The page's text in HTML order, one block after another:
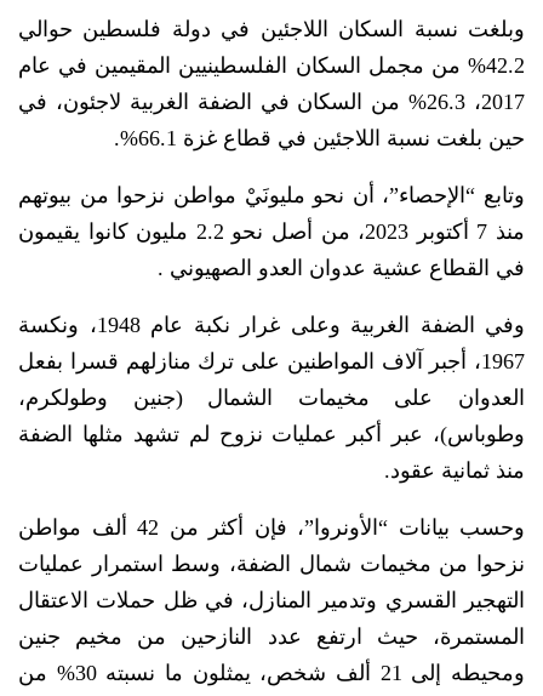
وبلغت نسبة السكان اللاجئين في دولة فلسطين حوالي
42.2% من مجمل السكان الفلسطينيين المقيمين في عام
2017، 26.3% من السكان في الضفة الغربية لاجئون، في
حين بلغت نسبة اللاجئين في قطاع غزة 66.1%.
وتابع “الإحصاء”، أن نحو مليونَيْ مواطن نزحوا من بيوتهم
منذ 7 أكتوبر 2023، من أصل نحو 2.2 مليون كانوا يقيمون
في القطاع عشية عدوان العدو الصهيوني .
وفي الضفة الغربية وعلى غرار نكبة عام 1948، ونكسة
1967، أجبر آلاف المواطنين على ترك منازلهم قسرا بفعل
العدوان على مخيمات الشمال (جنين وطولكرم،
وطوباس)، عبر أكبر عمليات نزوح لم تشهد مثلها الضفة
منذ ثمانية عقود.
وحسب بيانات “الأونروا”، فإن أكثر من 42 ألف مواطن
نزحوا من مخيمات شمال الضفة، وسط استمرار عمليات
التهجير القسري وتدمير المنازل، في ظل حملات الاعتقال
المستمرة، حيث ارتفع عدد النازحين من مخيم جنين
ومحيطه إلى 21 ألف شخص، يمثلون ما نسبته 30% من